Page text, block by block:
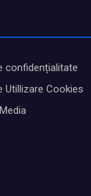
confidențialitate
Utillizare Cookies